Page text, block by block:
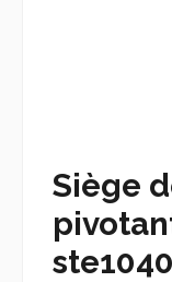
Siège